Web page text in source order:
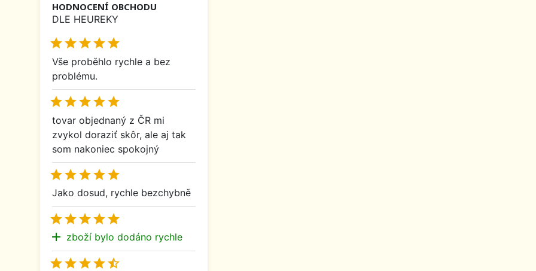
HODNOCENÍ OBCHODU
DLE HEUREKY

Vše proběhlo rychle a bez
problému.

tovar objednaný z ČR mi
zvykol doraziť skôr, ale aj tak
som nakoniec spokojný

Jako dosud, rychle bezchybně

add zboží bylo dodáno rychle
